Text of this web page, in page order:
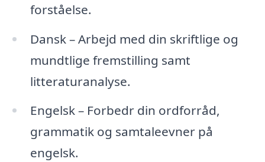
forståelse.
Dansk – Arbejd med din skriftlige og
mundtlige fremstilling samt
litteraturanalyse.
Engelsk – Forbedr din ordforråd,
grammatik og samtaleevner på
engelsk.